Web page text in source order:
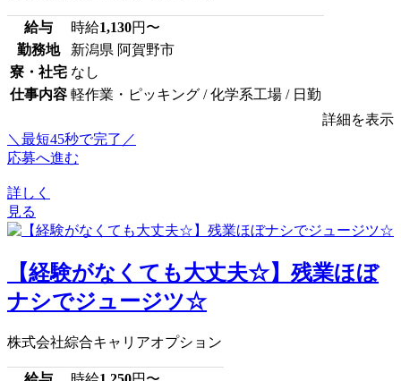
給与 時給1,130円〜
勤務地
新潟県 阿賀野市
寮・社宅 なし
仕事内容 軽作業・ピッキング / 化学系工場 / 日勤
詳細を表示
＼最短45秒で完了／
応募へ進む
詳しく
見る
【経験がなくても大丈夫☆】残業ほぼ
ナシでジュージツ☆
株式会社綜合キャリアオプション